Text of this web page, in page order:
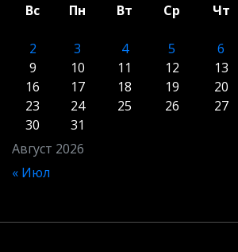
Август 2026
Вс Пн Вт Ср Чт
2
3 4 5 6
9
10 11 12 13
16
17 18 19 20
23
24 25 26 27
30
31
« Июл